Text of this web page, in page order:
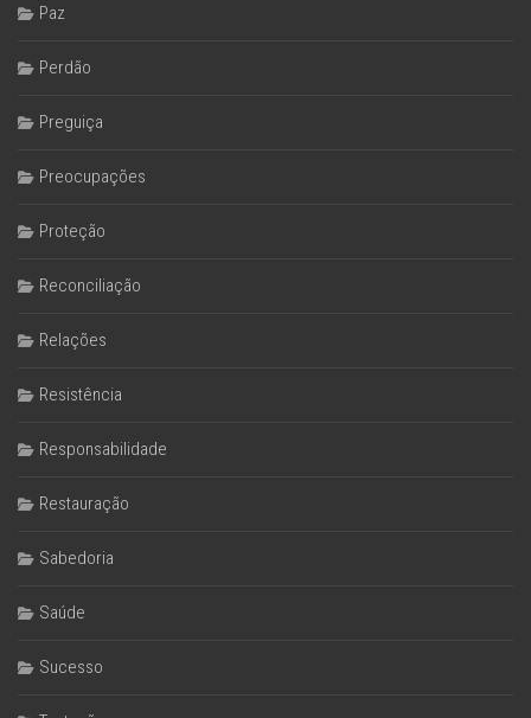
Paz
Perdão
Preguiça
Preocupações
Proteção
Reconciliação
Relações
Resistência
Responsabilidade
Restauração
Sabedoria
Saúde
Sucesso